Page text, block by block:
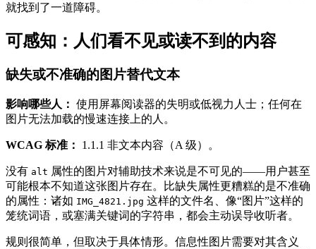
就找到了一道障碍。
可感知：人们看不见或读不到的内容
缺失或不准确的图片替代文本
影响哪些人： 使用屏幕阅读器的失明或低视力人士；任何在
图片无法加载的慢速连接上的人。
WCAG 标准： 1.1.1 非文本内容（A 级）。
没有 alt 属性的图片对辅助技术来说是不可见的——用户甚至
可能根本不知道这张图片存在。比缺失属性更糟糕的是不准确
的属性：诸如 IMG_4821.jpg 这样的文件名、像“图片”这样的
笼统词语，或塞满关键词的字符串，都会主动误导收听者。
规则很简单，但取决于具体情形。信息性图片需要对其含义